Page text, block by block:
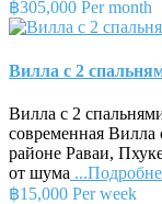
฿305,000 Per month
Вилла с 2
Вилла с 2
современная
районе Раваи,
от шума
฿15,000 Per week